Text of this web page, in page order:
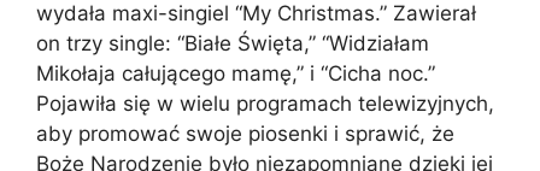
wydała maxi-singiel “My Christmas.” Zawierał
on trzy single: “Białe Święta,” “Widziałam
Mikołaja całującego mamę,” i “Cicha noc.”
Pojawiła się w wielu programach telewizyjnych,
aby promować swoje piosenki i sprawić, że
Boże Narodzenie było niezapomniane dzięki jej